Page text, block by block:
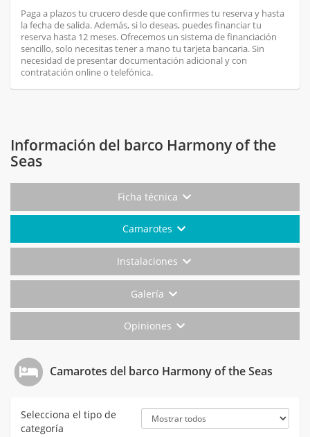
Paga a plazos tu crucero desde que confirmes tu reserva y hasta
la fecha de salida. Además, si lo deseas, puedes financiar tu
reserva hasta 12 meses. Ofrecemos un sistema de financiación
sencillo, solo necesitas tener a mano tu tarjeta bancaria. Sin
necesidad de presentar documentación adicional y con
contratación online o telefónica.
Información del barco Harmony of the
Seas
Ficha técnica
Camarotes
Instalaciones
Galería
Opiniones
Camarotes del barco Harmony of the Seas
Selecciona el tipo de
categoría